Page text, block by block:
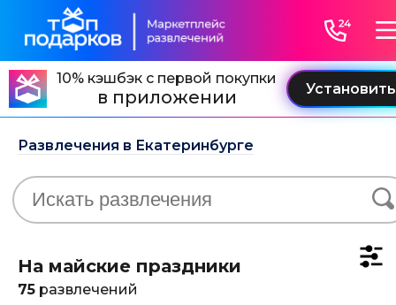
10% кэшбэк с первой покупки
в приложении
Развлечения в Екатеринбурге
На майские праздники
75 развлечений